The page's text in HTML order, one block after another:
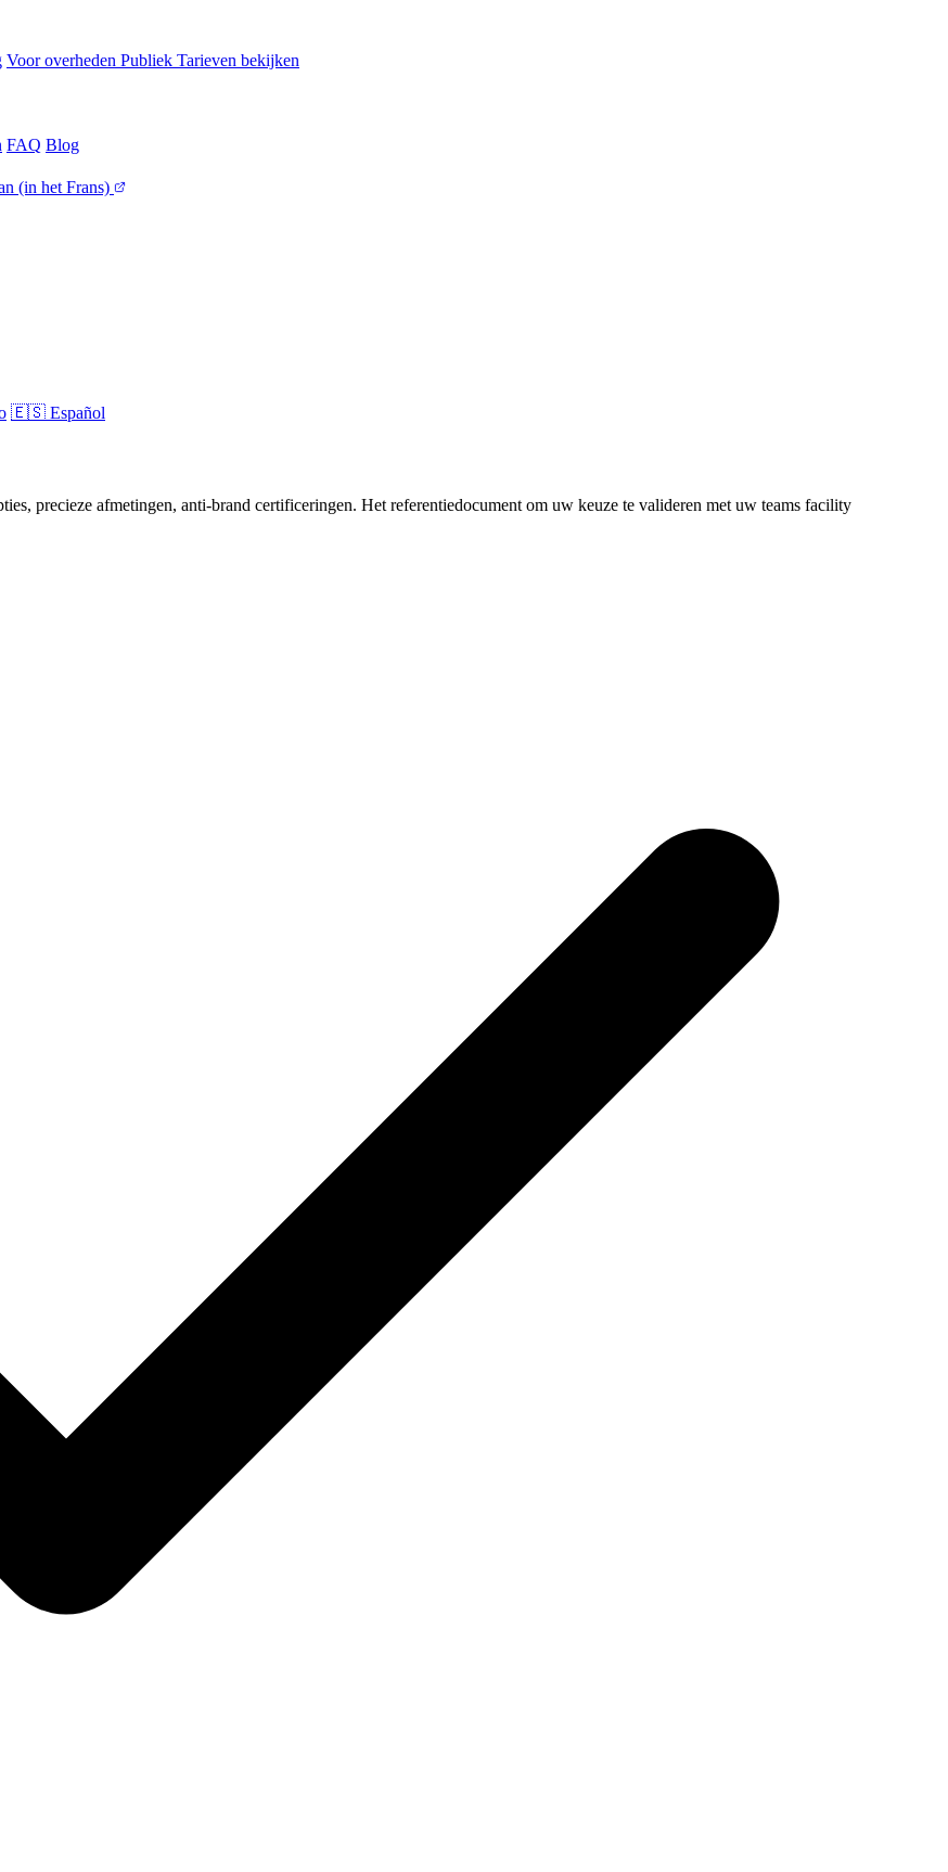
Voor overheden Publiek Tarieven bekijken
FAQ Blog
(in het Frans)
🇪🇸 Español
precieze afmetingen, anti-brand certificeringen. Het referentiedocument om uw keuze te valideren met uw teams facility